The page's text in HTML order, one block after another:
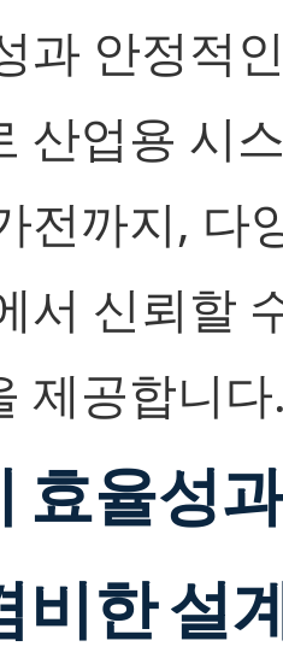
과 안정적
산업용 시
전까지, 다
서 신뢰할
제공합니
효율성
비한 설